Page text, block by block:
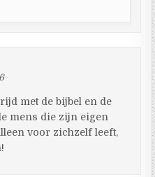
met de bijbel en de
mens die zijn eigen
voor zichzelf leeft,